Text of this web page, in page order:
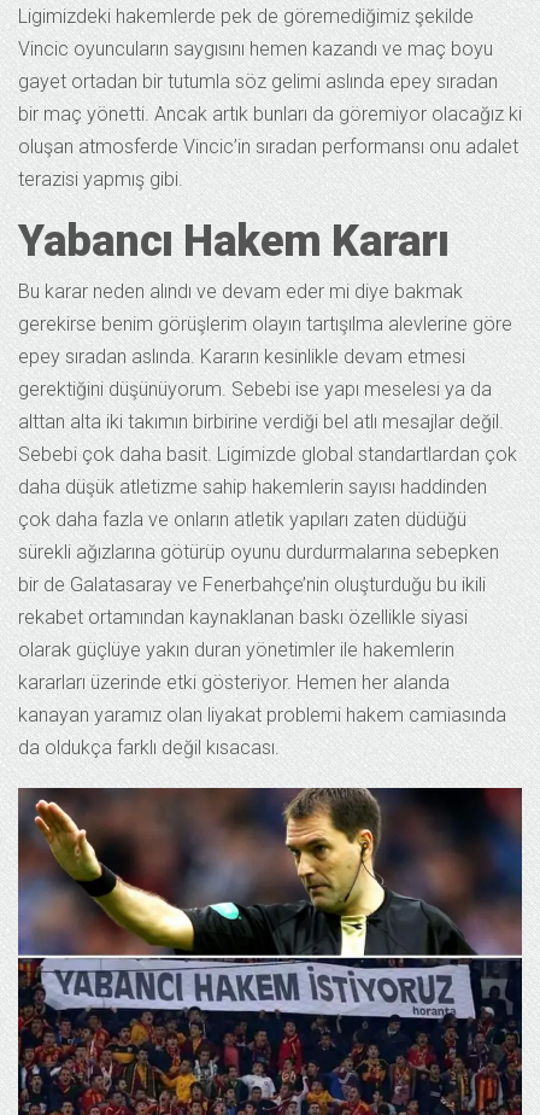
Ligimizdeki hakemlerde pek de göremediğimiz şekilde
Vincic oyuncuların saygısını hemen kazandı ve maç boyu
gayet ortadan bir tutumla söz gelimi aslında epey sıradan
bir maç yönetti. Ancak artık bunları da göremiyor olacağız ki
oluşan atmosferde Vincic’in sıradan performansı onu adalet
terazisi yapmış gibi.
Yabancı Hakem Kararı
Bu karar neden alındı ve devam eder mi diye bakmak
gerekirse benim görüşlerim olayın tartışılma alevlerine göre
epey sıradan aslında. Kararın kesinlikle devam etmesi
gerektiğini düşünüyorum. Sebebi ise yapı meselesi ya da
alttan alta iki takımın birbirine verdiği bel atlı mesajlar değil.
Sebebi çok daha basit. Ligimizde global standartlardan çok
daha düşük atletizme sahip hakemlerin sayısı haddinden
çok daha fazla ve onların atletik yapıları zaten düdüğü
sürekli ağızlarına götürüp oyunu durdurmalarına sebepken
bir de Galatasaray ve Fenerbahçe’nin oluşturduğu bu ikili
rekabet ortamından kaynaklanan baskı özellikle siyasi
olarak güçlüye yakın duran yönetimler ile hakemlerin
kararları üzerinde etki gösteriyor. Hemen her alanda
kanayan yaramız olan liyakat problemi hakem camiasında
da oldukça farklı değil kısacası.